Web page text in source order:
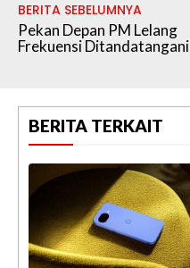
BERITA SEBELUMNYA
Pekan Depan PM Lelang
Frekuensi Ditandatangani
BERITA TERKAIT